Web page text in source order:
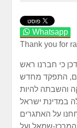
Whatsapp
Thank you for
כי חברנו ראש
התפקד מחדש
והשבתה להיות
על האתגרים
שמאל ועל